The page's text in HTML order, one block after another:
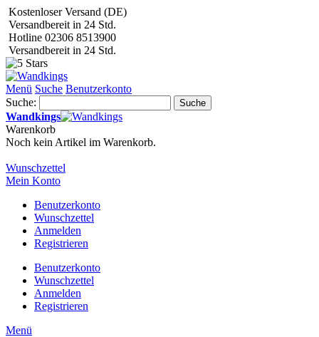
Kostenloser Versand (DE)
Versandbereit in 24 Std.
Hotline 02306 8513900
Versandbereit in 24 Std.
Menü Suche Benutzerkonto
Suche:
Suche
Wandkings
Warenkorb
Noch kein Artikel im Warenkorb.
Wunschzettel
Mein Konto
Benutzerkonto
Wunschzettel
Anmelden
Registrieren
Benutzerkonto
Wunschzettel
Anmelden
Registrieren
Menü